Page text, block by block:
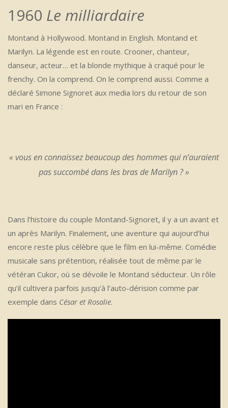
1960 Le milliardaire
Montand à Hollywood. Montand in English. Montand et
Marilyn. La légende est en route. Crooner, chanteur,
danseur, acteur… et la blonde mythique à craqué pour le
frenchy. On la comprend. On le comprend aussi. Comme a
déclaré Simone Signoret aux media lors du retour de son
mari en France :
« vous en connaissez beaucoup des hommes qui n’auraient
pas succombé dans les bras de Marilyn ? »
Dans l’histoire du couple Montand-Signoret, il y a un avant et
un après Marilyn. Finalement, une aventure qui aujourd’hui
encore reste plus célèbre que le film en lui-même. Comédie
musicale sans prétention, réalisée tout de même par le
vétéran Cukor, où se dévoile le Montand séducteur. Un rôle
qu’il cultivera parfois jusqu’à l’auto-dérision comme par
exemple dans César et Rosalie.